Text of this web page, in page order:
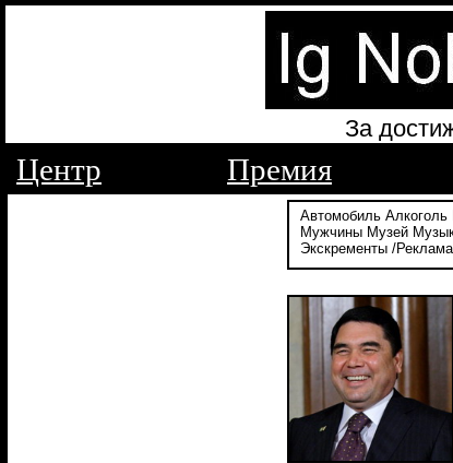
За
Центр Премия
Автомобиль Алкоголь
Мужчины Музей
Экскременты /